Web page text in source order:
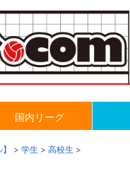
国内リーグ
> 学生 > 高校生 >